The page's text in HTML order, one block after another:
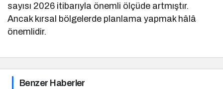
sayısı 2026 itibarıyla önemli ölçüde artmıştır.
Ancak kırsal bölgelerde planlama yapmak hâlâ
önemlidir.
Benzer Haberler